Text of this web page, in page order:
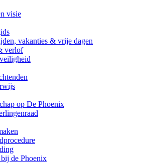
visie
vakanties & vrije dagen
verlof
op De Phoenix
de Phoenix